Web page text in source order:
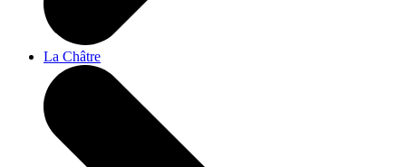
La Châtre